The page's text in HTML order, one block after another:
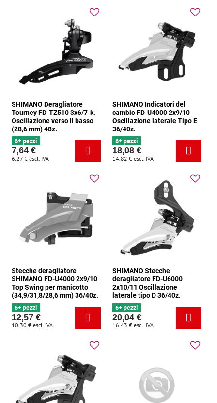
SHIMANO Deragliatore
Tourney FD-TZ510 3x6/7-k.
Oscillazione verso il basso
(28,6 mm) 48z.
6+ pezzi
7,64 €
6,27 € escl. IVA
SHIMANO Indicatori del
cambio FD-U4000 2x9/10
Oscillazione laterale Tipo E
36/40z.
6+ pezzi
18,08 €
14,82 € escl. IVA
Stecche deragliatore
SHIMANO FD-U4000 2x9/10
Top Swing per manicotto
(34,9/31,8/28,6 mm) 36/40z.
6+ pezzi
12,57 €
10,30 € escl. IVA
SHIMANO Stecche
deragliatore FD-U6000
2x10/11 Oscillazione
laterale tipo D 36/40z.
6+ pezzi
20,04 €
16,43 € escl. IVA